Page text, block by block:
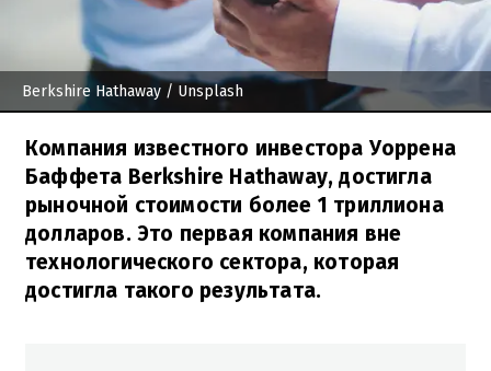
Berkshire Hathaway / Unsplash
Компания известного инвестора Уоррена
Баффета Berkshire Hathaway, достигла
рыночной стоимости более 1 триллиона
долларов. Это первая компания вне
технологического сектора, которая
достигла такого результата.